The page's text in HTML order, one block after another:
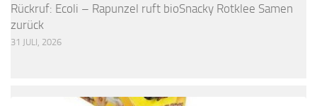
Rückruf: Ecoli – Rapunzel ruft bioSnacky Rotklee Samen
zurück
31 JULI, 2026